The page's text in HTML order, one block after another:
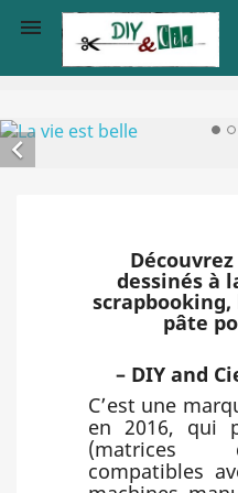


dessinés à
pâte
– DIY and
C’est une
en 2016, qui
(matrices
compatibles